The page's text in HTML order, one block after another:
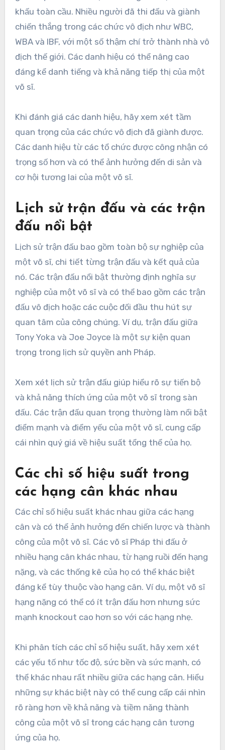
khấu toàn cầu. Nhiều người đã thi đấu và giành
chiến thắng trong các chức vô địch như WBC,
WBA và IBF, với một số thậm chí trở thành nhà vô
địch thế giới. Các danh hiệu có thể nâng cao
đáng kể danh tiếng và khả năng tiếp thị của một
võ sĩ.
Khi đánh giá các danh hiệu, hãy xem xét tầm
quan trọng của các chức vô địch đã giành được.
Các danh hiệu từ các tổ chức được công nhận có
trọng số hơn và có thể ảnh hưởng đến di sản và
cơ hội tương lai của một võ sĩ.
Lịch sử trận đấu và các trận
đấu nổi bật
Lịch sử trận đấu bao gồm toàn bộ sự nghiệp của
một võ sĩ, chi tiết từng trận đấu và kết quả của
nó. Các trận đấu nổi bật thường định nghĩa sự
nghiệp của một võ sĩ và có thể bao gồm các trận
đấu vô địch hoặc các cuộc đối đầu thu hút sự
quan tâm của công chúng. Ví dụ, trận đấu giữa
Tony Yoka và Joe Joyce là một sự kiện quan
trọng trong lịch sử quyền anh Pháp.
Xem xét lịch sử trận đấu giúp hiểu rõ sự tiến bộ
và khả năng thích ứng của một võ sĩ trong sàn
đấu. Các trận đấu quan trọng thường làm nổi bật
điểm mạnh và điểm yếu của một võ sĩ, cung cấp
cái nhìn quý giá về hiệu suất tổng thể của họ.
Các chỉ số hiệu suất trong
các hạng cân khác nhau
Các chỉ số hiệu suất khác nhau giữa các hạng
cân và có thể ảnh hưởng đến chiến lược và thành
công của một võ sĩ. Các võ sĩ Pháp thi đấu ở
nhiều hạng cân khác nhau, từ hạng ruồi đến hạng
nặng, và các thống kê của họ có thể khác biệt
đáng kể tùy thuộc vào hạng cân. Ví dụ, một võ sĩ
hạng nặng có thể có ít trận đấu hơn nhưng sức
mạnh knockout cao hơn so với các hạng nhẹ.
Khi phân tích các chỉ số hiệu suất, hãy xem xét
các yếu tố như tốc độ, sức bền và sức mạnh, có
thể khác nhau rất nhiều giữa các hạng cân. Hiểu
những sự khác biệt này có thể cung cấp cái nhìn
rõ ràng hơn về khả năng và tiềm năng thành
công của một võ sĩ trong các hạng cân tương
ứng của họ.